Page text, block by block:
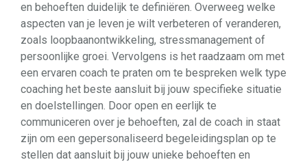
en behoeften duidelijk te definiëren. Overweeg welke
aspecten van je leven je wilt verbeteren of veranderen,
zoals loopbaanontwikkeling, stressmanagement of
persoonlijke groei. Vervolgens is het raadzaam om met
een ervaren coach te praten om te bespreken welk type
coaching het beste aansluit bij jouw specifieke situatie
en doelstellingen. Door open en eerlijk te
communiceren over je behoeften, zal de coach in staat
zijn om een gepersonaliseerd begeleidingsplan op te
stellen dat aansluit bij jouw unieke behoeften en